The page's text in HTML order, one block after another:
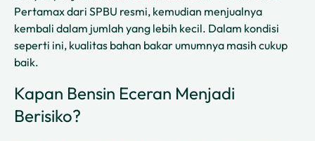
Pertamax dari SPBU resmi, kemudian menjualnya
kembali dalam jumlah yang lebih kecil. Dalam kondisi
seperti ini, kualitas bahan bakar umumnya masih cukup
baik.
Kapan Bensin Eceran Menjadi
Berisiko?